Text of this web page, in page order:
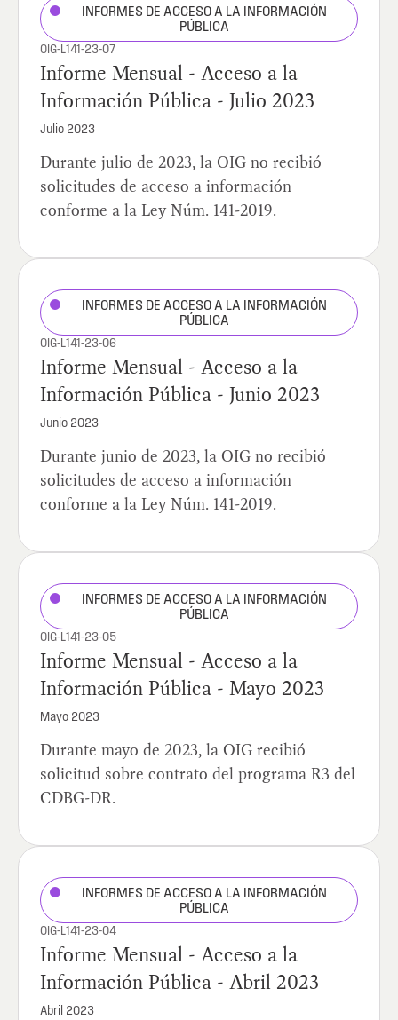
INFORMES DE ACCESO A LA INFORMACIÓN
PÚBLICA
OIG-L141-23-07
Informe Mensual - Acceso a la
Información Pública - Julio 2023
Julio 2023
Durante julio de 2023, la OIG no recibió
solicitudes de acceso a información
conforme a la Ley Núm. 141-2019.
INFORMES DE ACCESO A LA INFORMACIÓN
PÚBLICA
OIG-L141-23-06
Informe Mensual - Acceso a la
Información Pública - Junio 2023
Junio 2023
Durante junio de 2023, la OIG no recibió
solicitudes de acceso a información
conforme a la Ley Núm. 141-2019.
INFORMES DE ACCESO A LA INFORMACIÓN
PÚBLICA
OIG-L141-23-05
Informe Mensual - Acceso a la
Información Pública - Mayo 2023
Mayo 2023
Durante mayo de 2023, la OIG recibió
solicitud sobre contrato del programa R3 del
CDBG-DR.
INFORMES DE ACCESO A LA INFORMACIÓN
PÚBLICA
OIG-L141-23-04
Informe Mensual - Acceso a la
Información Pública - Abril 2023
Abril 2023